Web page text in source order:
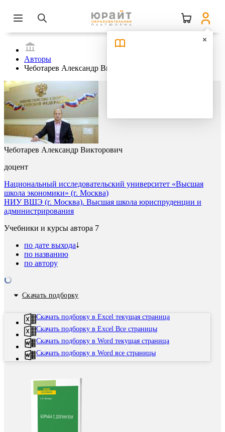
Авторы
Чеботарев Александр Викторович
Чеботарев Александр Викторович
доцент
Национальный исследовательский университет «Высшая
школа экономики» (г. Москва)
НИУ ВШЭ (г. Москва). Высшая школа юриспруденции и
администрирования
Учебники и курсы автора 7
по дате выхода
по названию
по автору
Скачать подборку
Скачать подборку в Excel текущая страница
Скачать подборку в Excel Все страницы
Скачать подборку в Word текущая страница
Скачать подборку в Word все страницы